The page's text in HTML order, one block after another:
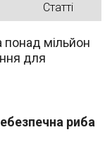
Статті
понад мільйон
для
риба